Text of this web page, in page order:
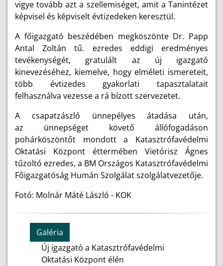
vigye tovább azt a szellemiséget, amit a Tanintézet
képvisel és képviselt évtizedeken keresztül.
A főigazgató beszédében megköszönte Dr. Papp
Antal Zoltán tű. ezredes eddigi eredményes
tevékenységét, gratulált az új igazgató
kinevezéséhez, kiemelve, hogy elméleti ismereteit,
több évtizedes gyakorlati tapasztalatait
felhasználva vezesse a rá bízott szervezetet.
A csapatzászló ünnepélyes átadása után,
az ünnepséget követő állófogadáson
pohárköszöntőt mondott a Katasztrófavédelmi
Oktatási Központ éttermében Vietórisz Ágnes
tűzoltó ezredes, a BM Országos Katasztrófavédelmi
Főigazgatóság Humán Szolgálat szolgálatvezetője.
Fotó: Molnár Máté László - KOK
Galéria
Új igazgató a Katasztrófavédelmi
Oktatási Központ élén